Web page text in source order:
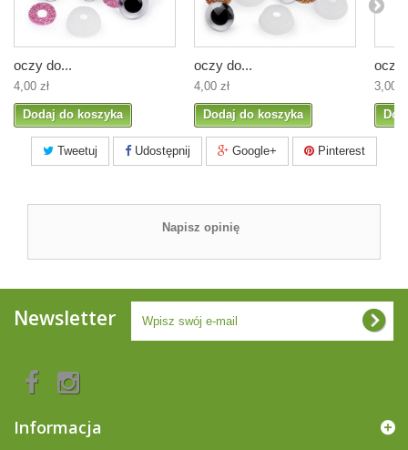
oczy do...
4,00 zł
Dodaj do koszyka
oczy do...
4,00 zł
Dodaj do koszyka
oczy
3,00
Tweetuj Udostępnij Google+ Pinterest
Napisz opinię
Newsletter
Informacja